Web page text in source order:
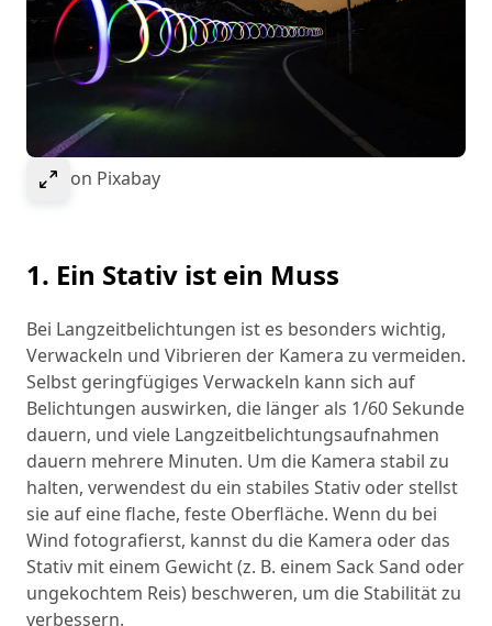
Select to expand image
Bild von Pixabay
1. Ein Stativ ist ein Muss
Bei Langzeitbelichtungen ist es besonders wichtig,
Verwackeln und Vibrieren der Kamera zu vermeiden.
Selbst geringfügiges Verwackeln kann sich auf
Belichtungen auswirken, die länger als 1/60 Sekunde
dauern, und viele Langzeitbelichtungsaufnahmen
dauern mehrere Minuten. Um die Kamera stabil zu
halten, verwendest du ein stabiles Stativ oder stellst
sie auf eine flache, feste Oberfläche. Wenn du bei
Wind fotografierst, kannst du die Kamera oder das
Stativ mit einem Gewicht (z. B. einem Sack Sand oder
ungekochtem Reis) beschweren, um die Stabilität zu
verbessern.